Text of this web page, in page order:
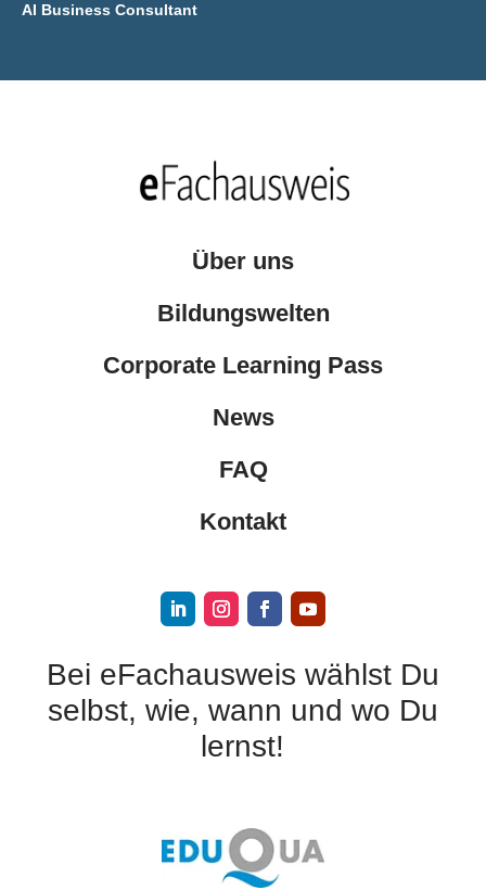
AI Business Consultant
Über uns
Bildungswelten
Corporate Learning Pass
News
FAQ
Kontakt
Bei eFachausweis wählst Du
selbst, wie, wann und wo Du
lernst!